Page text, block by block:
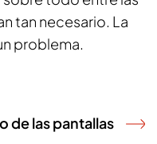
tan necesario. La
problema.
de las pantallas